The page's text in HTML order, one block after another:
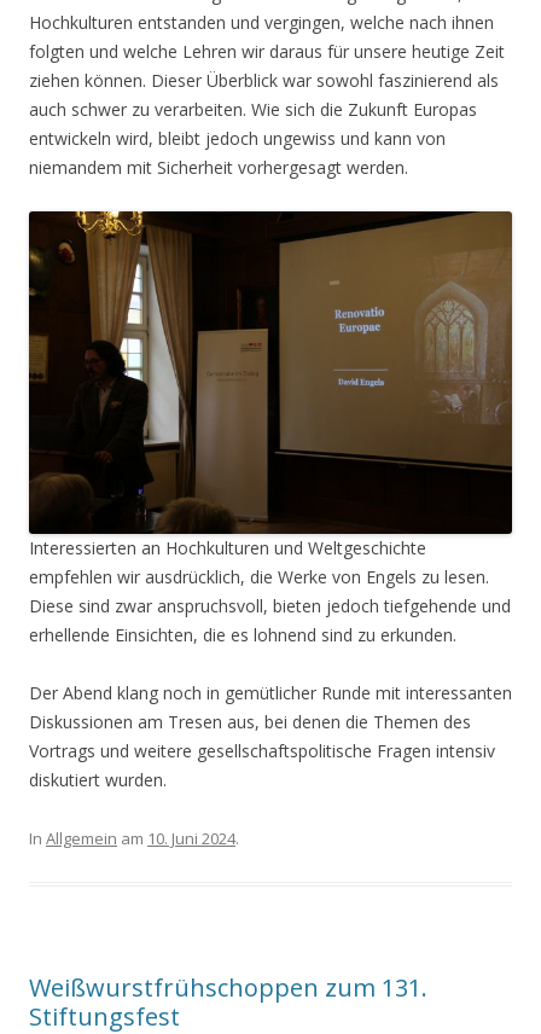
Hochkulturen entstanden und vergingen, welche nach ihnen
folgten und welche Lehren wir daraus für unsere heutige Zeit
ziehen können. Dieser Überblick war sowohl faszinierend als
auch schwer zu verarbeiten. Wie sich die Zukunft Europas
entwickeln wird, bleibt jedoch ungewiss und kann von
niemandem mit Sicherheit vorhergesagt werden.
Interessierten an Hochkulturen und Weltgeschichte
empfehlen wir ausdrücklich, die Werke von Engels zu lesen.
Diese sind zwar anspruchsvoll, bieten jedoch tiefgehende und
erhellende Einsichten, die es lohnend sind zu erkunden.
Der Abend klang noch in gemütlicher Runde mit interessanten
Diskussionen am Tresen aus, bei denen die Themen des
Vortrags und weitere gesellschaftspolitische Fragen intensiv
diskutiert wurden.
In Allgemein am 10. Juni 2024.
Weißwurstfrühschoppen zum 131.
Stiftungsfest